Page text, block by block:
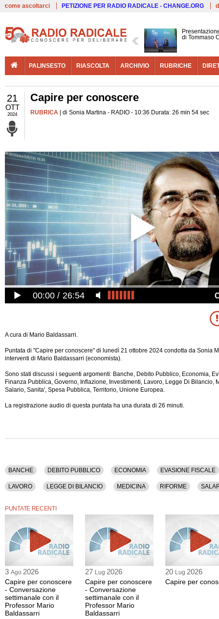
come ascoltarci PETIZIONE PER RADIO RADICALE - CHANGE.ORG
di Tommaso
PALINSESTO RIASCOLTA ARCHIVIO RUBRICHE
21
OTT
2024
Capire per conoscere
RUBRICA | di Sonia Martina - RADIO - 10:36 Durata: 26 min 54 sec
00:00 26:54
A cura di Mario Baldassarri.
Puntata di "Capire per conoscere" di lunedì 21 ottobre 2024 condotta da Sonia
interventi di Mario Baldassarri (economista).
Sono stati discussi i seguenti argomenti: Banche, Debito Pubblico, Economia,
Finanza Pubblica, Governo, Inflazione, Investimenti, Lavoro, Legge Di Bilancio,
Salario, Sanita', Spesa Pubblica, Territorio, Unione Europea.
La registrazione audio di questa puntata ha una durata di 26 minuti.
BANCHE DEBITO PUBBLICO ECONOMIA EVASIONE FISCALE
LAVORO LEGGE DI BILANCIO MEDICINA RIFORME
PUNTATE RECENTI
3 Ago 2026
Capire per conoscere
- Conversazione
settimanale con il
Professor Mario
Baldassarri
27 Lug 2026
Capire per conoscere
- Conversazione
settimanale con il
Professor Mario
Baldassarri
20 Lug 2026
Capire per